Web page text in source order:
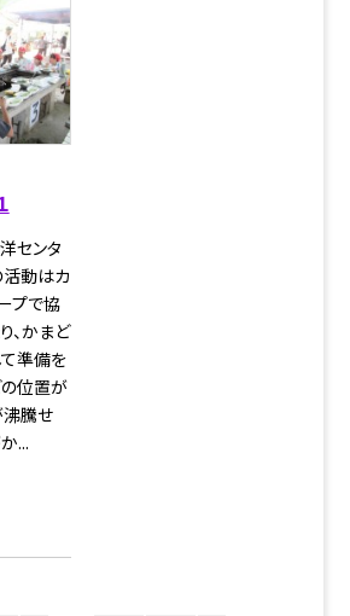
センタ
活動はカ
プで協
、かまど
準備を
位置が
沸騰せ
...